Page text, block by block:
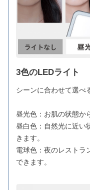
3色のLEDライト
シーンに合わせて選べ
昼光色：お肌の状態か
昼白色：自然光に近い
きます。
電球色：夜のレストラ
できます。